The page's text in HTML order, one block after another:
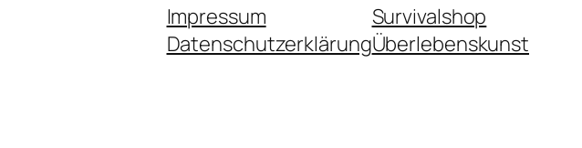
Impressum
Datenschutzerklärung
Survivalshop
Überlebenskunst